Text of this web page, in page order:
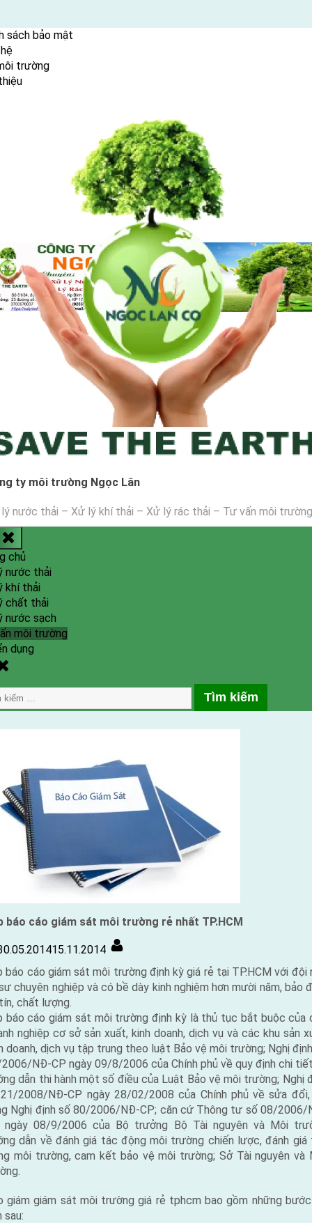
sách bảo mật
trường
ty môi trường Ngọc Lân
nước thải – Xử lý khí thải – Xử lý rác thải – Tư vấn môi trường
chủ
nước thải
khí thải
chất thải
nước sạch
môi trường
dụng
báo cáo giám sát môi trường rẻ nhất TP.HCM
15.11.2014
báo cáo giám sát môi trường định kỳ giá rẻ tại TP.HCM với đội
chuyên nghiệp và có bề dày kinh nghiệm hơn mười năm, bảo
chất lượng.
báo cáo giám sát môi trường định kỳ là thủ tục bắt buộc của
nghiệp cơ sở sản xuất, kinh doanh, dịch vụ và các khu sản
doanh, dịch vụ tập trung theo luật Bảo vệ môi trường; Nghị
NĐ-CP ngày 09/8/2006 của Chính phủ về quy định chi
dẫn thi hành một số điều của Luật Bảo vệ môi trường; Nghị
2008/NĐ-CP ngày 28/02/2008 của Chính phủ về sửa
Nghị định số 80/2006/NĐ-CP; căn cứ Thông tư số 08/2006/
ngày 08/9/2006 của Bộ trưởng Bộ Tài nguyên và Môi
dẫn về đánh giá tác động môi trường chiến lược, đánh giá
môi trường, cam kết bảo vệ môi trường; Sở Tài nguyên và
giám giám sát môi trường giá rẻ tphcm bao gồm những
sau: